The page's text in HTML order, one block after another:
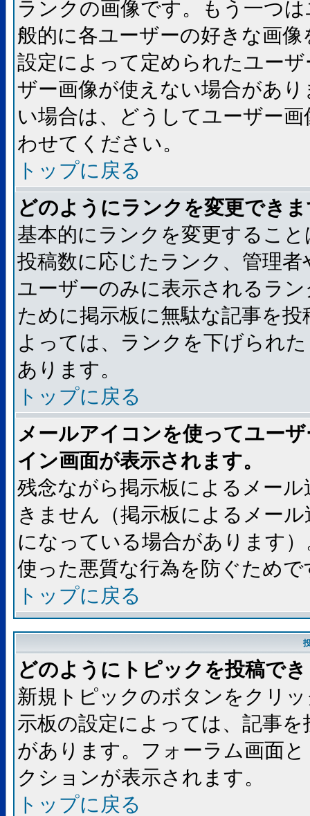
ランクの画像です。もう一つ
般的に各ユーザーの好きな画
設定によって定められたユー
ザー画像が使えない場合があ
い場合は、どうしてユーザー
わせてください。
トップに戻る
どのようにランクを変更でき
基本的にランクを変更するこ
投稿数に応じたランク、管理
ユーザーのみに表示されるラ
ために掲示板に無駄な記事を
よっては、ランクを下げられ
あります。
トップに戻る
メールアイコンを使ってユー
イン画面が表示されます。
残念ながら掲示板によるメー
きません（掲示板によるメー
になっている場合があります
使った悪質な行為を防ぐためで
トップに戻る
どのようにトピックを投稿で
新規トピックのボタンをクリ
示板の設定によっては、記事
があります。フォーラム画面
クションが表示されます。
トップに戻る